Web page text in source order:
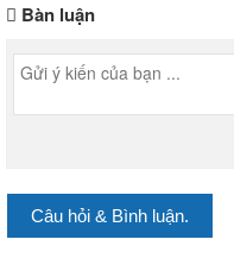
Bàn luận
Câu hỏi & Bình luận.